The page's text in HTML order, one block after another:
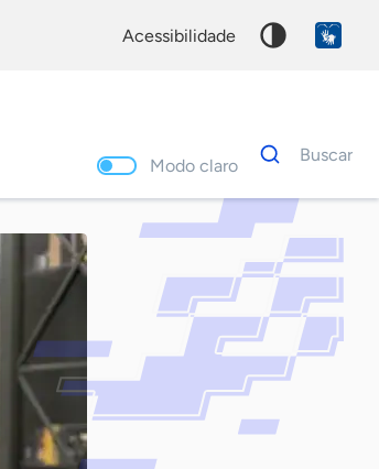
acessibilidade
Modo claro
Dados
para
Buscar
Palavra
chave